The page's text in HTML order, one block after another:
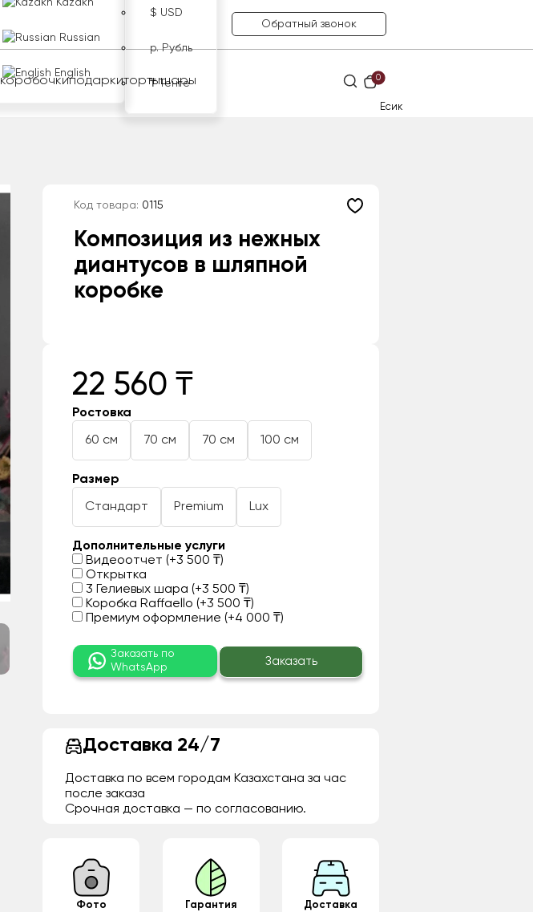
Kazakh
Russian
English
$ USD
р. Рубль
₸ Тенге
Обратный звонок
коробочкиподаркитортышары 0
Есик
Код товара: 0115
Композиция из нежных
диантусов в шляпной
коробке
22 560 ₸
Ростовка
60 см 70 см 70 см 100 см
Размер
Стандарт Premium Lux
Дополнительные услуги
Видеоотчет (+3 500 ₸)
Открытка
3 Гелиевых шара (+3 500 ₸)
Коробка Raffaello (+3 500 ₸)
Премиум оформление (+4 000 ₸)
Заказать по
WhatsApp
Заказать
Доставка 24/7
Доставка по всем городам Казахстана за час
после заказа
Срочная доставка — по согласованию.
Фото
Гарантия
Доставка